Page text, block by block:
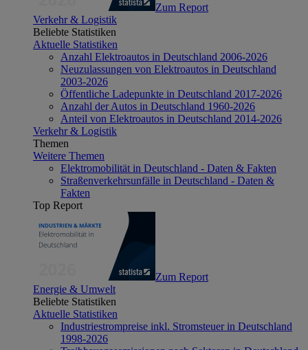
Zum Report
Verkehr & Logistik
Beliebte Statistiken
Aktuelle Statistiken
Anzahl Elektroautos in Deutschland 2006-2026
Neuzulassungen von Elektroautos in Deutschland
2003-2026
Öffentliche Ladepunkte in Deutschland 2017-2026
Anzahl der Autos in Deutschland 1960-2026
Anteil von Elektroautos in Deutschland 2014-2026
Verkehr & Logistik
Themen
Weitere Themen
Elektromobilität in Deutschland - Daten & Fakten
Straßenverkehrsunfälle in Deutschland - Daten &
Fakten
Top Report
Zum Report
Energie & Umwelt
Beliebte Statistiken
Aktuelle Statistiken
Industriestrompreise inkl. Stromsteuer in Deutschland
1998-2026